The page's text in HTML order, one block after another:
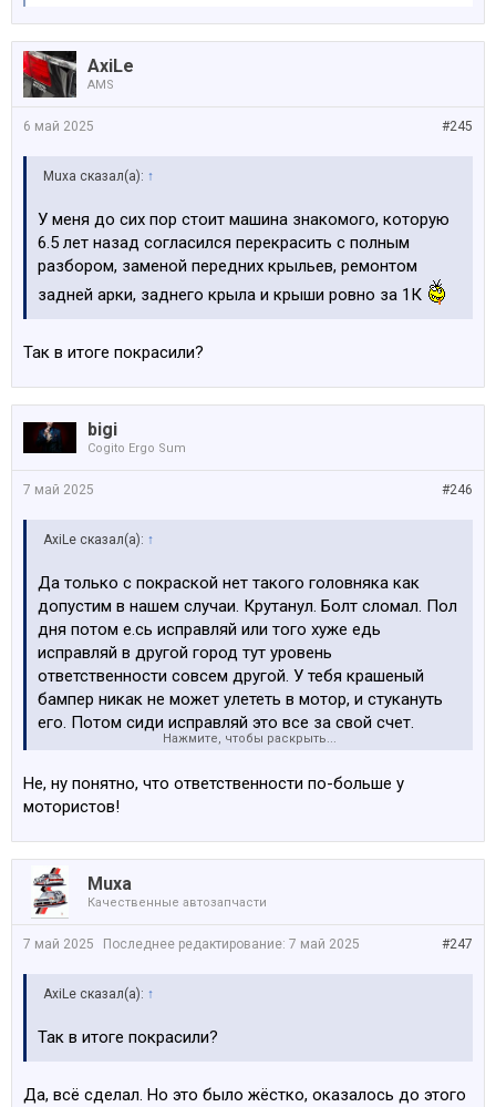
AxiLe
AMS
#245
6 май 2025
Muxa сказал(а): ↑
У меня до сих пор стоит машина знакомого, которую
6.5 лет назад согласился перекрасить с полным
разбором, заменой передних крыльев, ремонтом
задней арки, заднего крыла и крыши ровно за 1К
Так в итоге покрасили?
bigi
Cogito Ergo Sum
#246
7 май 2025
AxiLe сказал(а): ↑
Да только с покраской нет такого головняка как
допустим в нашем случаи. Крутанул. Болт сломал. Пол
дня потом е.сь исправляй или того хуже едь
исправляй в другой город тут уровень
ответственности совсем другой. У тебя крашеный
бампер никак не может улететь в мотор, и стукануть
его. Потом сиди исправляй это все за свой счет.
Понимаешь о чем я?Нажмите, чтобы раскрыть...
Не, ну понятно, что ответственности по-больше у
мотористов!
Muxa
Качественные автозапчасти
#247
7 май 2025 Последнее редактирование: 7 май 2025
AxiLe сказал(а): ↑
Так в итоге покрасили?
Да, всё сделал. Но это было жёстко, оказалось до этого